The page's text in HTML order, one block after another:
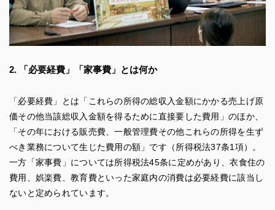
2. 「必要経費」「家事費」とは何か
「必要経費」とは「これらの所得の総収入金額にかかる売上げ原
価その他当該総収入金額を得るために直接要した費用」のほか、
「その年における販売費、一般管理費その他これらの所得を生ず
べき業務について生じた費用の額」です（所得税法37条1項）。
一方「家事費」については所得税法45条に定めがあり、衣食住の
費用、娯楽費、教育費といった家庭内の消費は必要経費に該当し
ないと定められています。